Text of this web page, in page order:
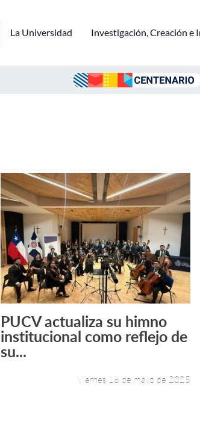
La Universidad Investigación, Creación e
Leer más +
PUCV actualiza su himno
institucional como reflejo de
su...
Viernes 16 de mayo de 2025